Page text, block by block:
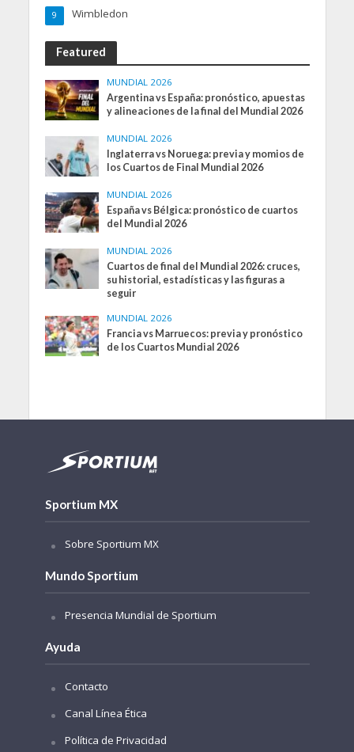
Wimbledon
9
Featured
MUNDIAL 2026
Argentina vs España: pronóstico, apuestas
y alineaciones de la final del Mundial 2026
MUNDIAL 2026
Inglaterra vs Noruega: previa y momios de
los Cuartos de Final Mundial 2026
MUNDIAL 2026
España vs Bélgica: pronóstico de cuartos
del Mundial 2026
MUNDIAL 2026
Cuartos de final del Mundial 2026: cruces,
su historial, estadísticas y las figuras a
seguir
MUNDIAL 2026
Francia vs Marruecos: previa y pronóstico
de los Cuartos Mundial 2026
Sportium MX
Sobre Sportium MX
Mundo Sportium
Presencia Mundial de Sportium
Ayuda
Contacto
Canal Línea Ética
Política de Privacidad